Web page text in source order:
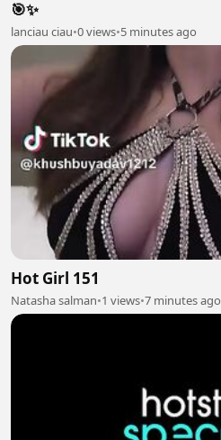
🎯✨
lanciau ciau•0 views•5 minutes ago
Hot Girl 151
Natasha salman•1 views•7 minutes ago